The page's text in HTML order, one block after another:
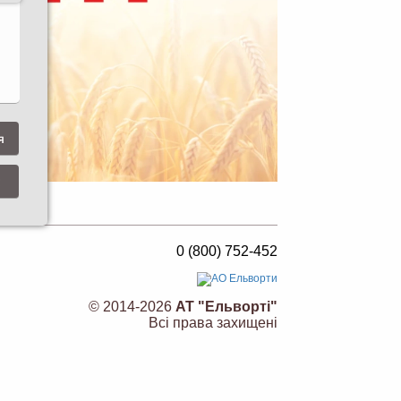
0 (800) 752-452
© 2014-2026 АТ "Ельворті"
Всі права захищені